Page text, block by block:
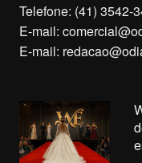
Telefone: (41) 3542-
E-mail:
E-mail: